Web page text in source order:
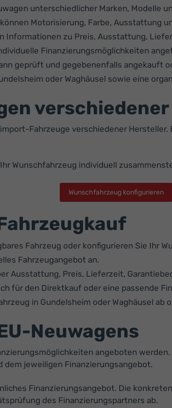
unterschiedlicher Marken, Modelle
Motorisierung, Farbe, Ausstattung
Informationen zu Preis, Ausstattung,
Finanzierungsmöglichkeiten
geprüft und gegebenenfalls angekauft
oder Waghäusel sowie eine
verschiedener
Fahrzeuge verschiedener
Wunschfahrzeug individuell
Wunschfahrzeug konfigurieren
Fahrzeug oder konfigurieren Sie Ihr
Fahrzeugangebot an.
Ausstattung, Preis, Lieferzeit,
für den Direktkauf oder eine passende
in Gundelsheim oder Waghäusel
Neuwagens
angeboten
dem jeweiligen Finanzierungsangebot.
Finanzierungsangebot. Die
des Finanzierungspartners ab.